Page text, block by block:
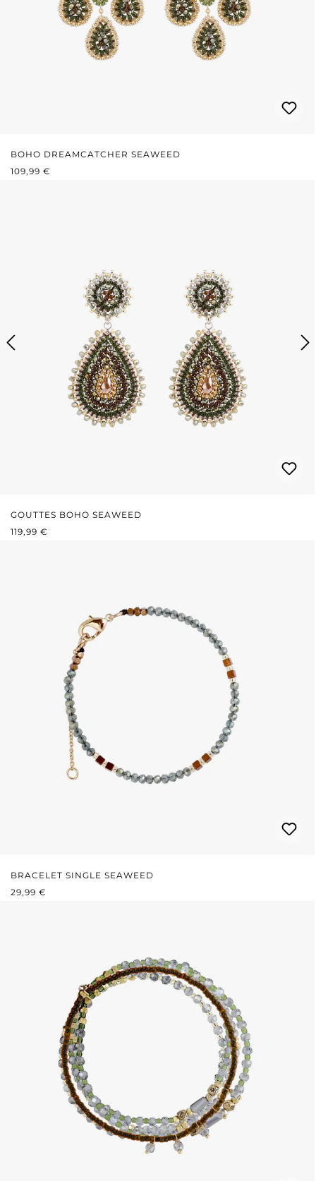
BOHO DREAMCATCHER SEAWEED
PRIX RÉGULIER :
109,99 €
GOUTTES BOHO SEAWEED
PRIX RÉGULIER :
119,99 €
BRACELET SINGLE SEAWEED
PRIX RÉGULIER :
29,99 €